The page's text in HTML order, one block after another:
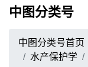
中图分类号
中图分类号首页
水产保护学